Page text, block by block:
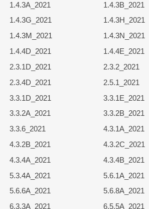
1.4.3A_2021 1.4.3B_2021
1.4.3G_2021 1.4.3H_2021
1.4.3M_2021 1.4.3N_2021
1.4.4D_2021 1.4.4E_2021
2.3.1D_2021 2.3.2_2021
2.3.4D_2021 2.5.1_2021
3.3.1D_2021 3.3.1E_2021
3.3.2A_2021 3.3.2B_2021
3.3.6_2021 4.3.1A_2021
4.3.2B_2021 4.3.2C_2021
4.3.4A_2021 4.3.4B_2021
5.3.4A_2021 5.6.1A_2021
5.6.6A_2021 5.6.8A_2021
6.3.3A_2021 6.5.5A_2021